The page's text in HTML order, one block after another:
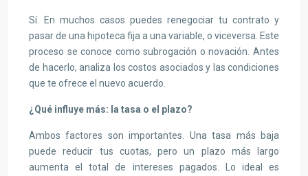
Sí. En muchos casos puedes renegociar tu contrato y
pasar de una hipoteca fija a una variable, o viceversa. Este
proceso se conoce como subrogación o novación. Antes
de hacerlo, analiza los costos asociados y las condiciones
que te ofrece el nuevo acuerdo.
¿ Qué influye más: la tasa o el plazo?
Ambos factores son importantes. Una tasa más baja
puede reducir tus cuotas, pero un plazo más largo
aumenta el total de intereses pagados. Lo ideal es